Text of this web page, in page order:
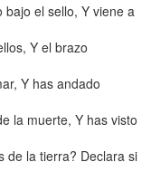
bajo el sello, Y viene a
Y el brazo
Y has andado
la muerte, Y has visto
de la tierra? Declara si